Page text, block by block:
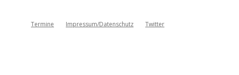
Termine Impressum/Datenschutz Twitter